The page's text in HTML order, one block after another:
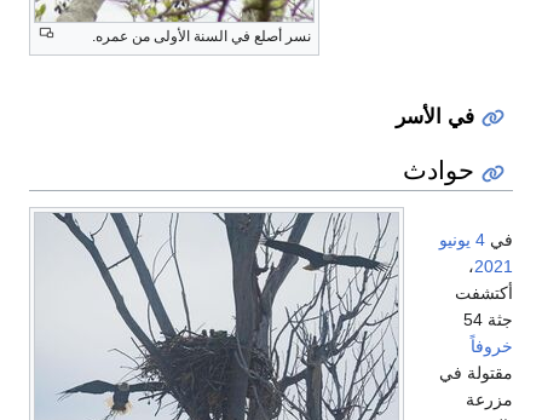
نسر أصلع في السنة الأولى من عمره.
في الأسر
حوادث
في 4 يونيو
2021،
أكتشفت
جثة 54
خروفاً
مقتولة في
مزرعة